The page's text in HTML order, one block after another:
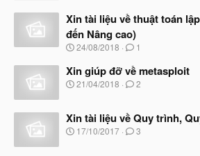
đ
ầ
u
y
b
ắ
t
ầ
u
Xin tài liệu về thuật toán
đến Nâng cao)
N
à
y
b
đ
ầ
24/08/2018 1
Xin giúp đỡ về metasploit
N
y
b
ắ
21/04/2018 2
Xin tài liệu về Quy trình,
N
17/10/2017 3